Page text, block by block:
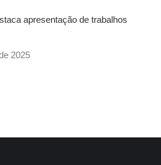
apresentação de trabalhos
2025